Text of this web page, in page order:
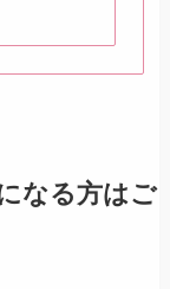
なる方はご